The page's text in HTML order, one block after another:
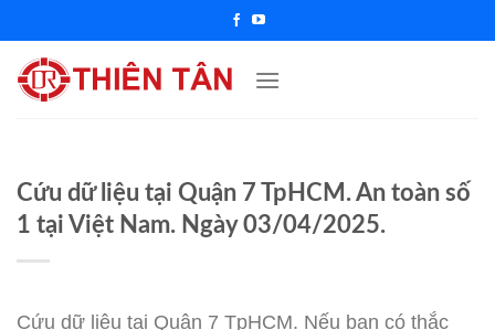
đến
nội
dung
Cứu dữ liệu tại Quận 7 TpHCM. An toàn số
1 tại Việt Nam. Ngày 03/04/2025.
Cứu dữ liệu tại Quận 7 TpHCM. Nếu bạn có thắc